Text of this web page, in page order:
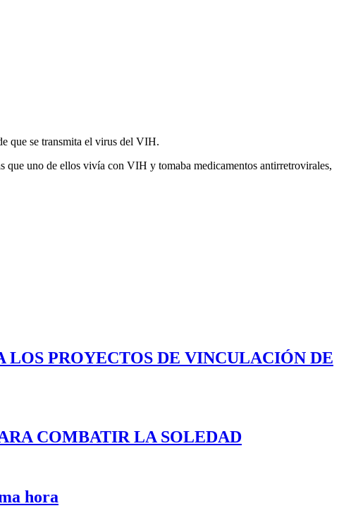
que se transmita el virus del VIH.
que uno de ellos vivía con VIH y tomaba medicamentos antirretrovirales,
PROYECTOS DE VINCULACIÓN DE
COMBATIR LA SOLEDAD
hora